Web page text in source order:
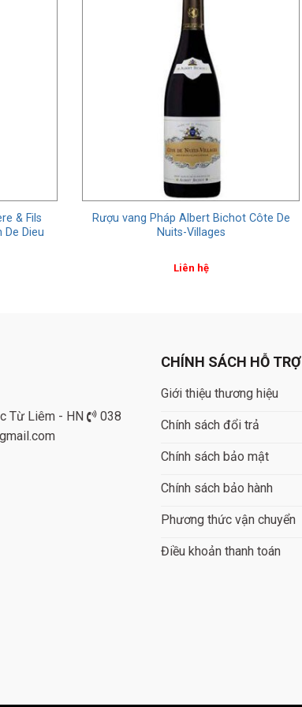
& Fils
De Dieu
Rượu vang Pháp Albert Bichot Côte De
Nuits-Villages
Liên hệ
Từ Liêm - HN
038
CHÍNH SÁCH HỖ TRỢ
Giới thiệu thương hiệu
Chính sách đổi trả
Chính sách bảo mật
Chính sách bảo hành
Phương thức vận chuyển
Điều khoản thanh toán